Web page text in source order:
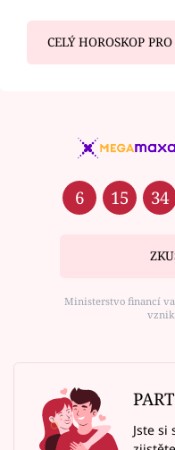
CELÝ HOROSKOP
6 15 34
Ministerstvo financí
Jste si